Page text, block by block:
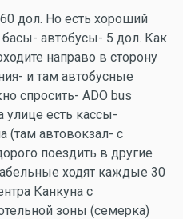
дол. Но есть хороший
автобусы- 5 дол. Как
направо в сторону
и там автобусные
спросить- ADO bus
улице есть кассы-
(там автовокзал- с
поездить в другие
ходят каждые 30
Канкуна с
зоны (семерка)